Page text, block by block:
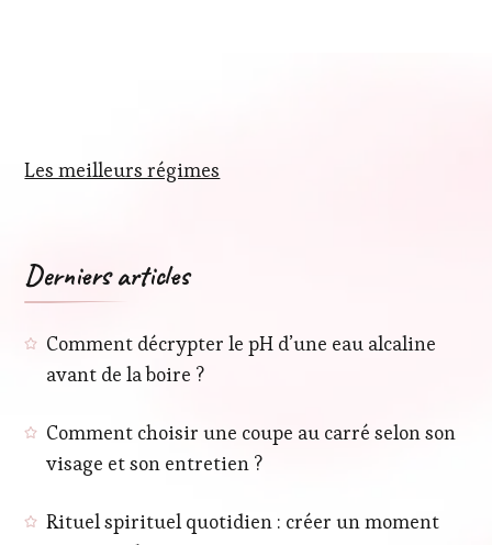
Les meilleurs régimes
Derniers articles
Comment décrypter le pH d’une eau alcaline
avant de la boire ?
Comment choisir une coupe au carré selon son
visage et son entretien ?
Rituel spirituel quotidien : créer un moment